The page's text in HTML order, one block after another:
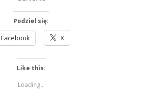
Podziel się:
Facebook X
Like this:
Loading...